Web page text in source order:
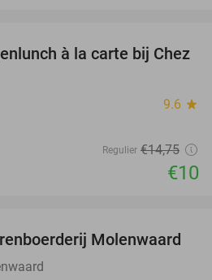
32%
à la carte bij Chez
9.6 star
Regulier €14,75
€10
27%
Molenwaard